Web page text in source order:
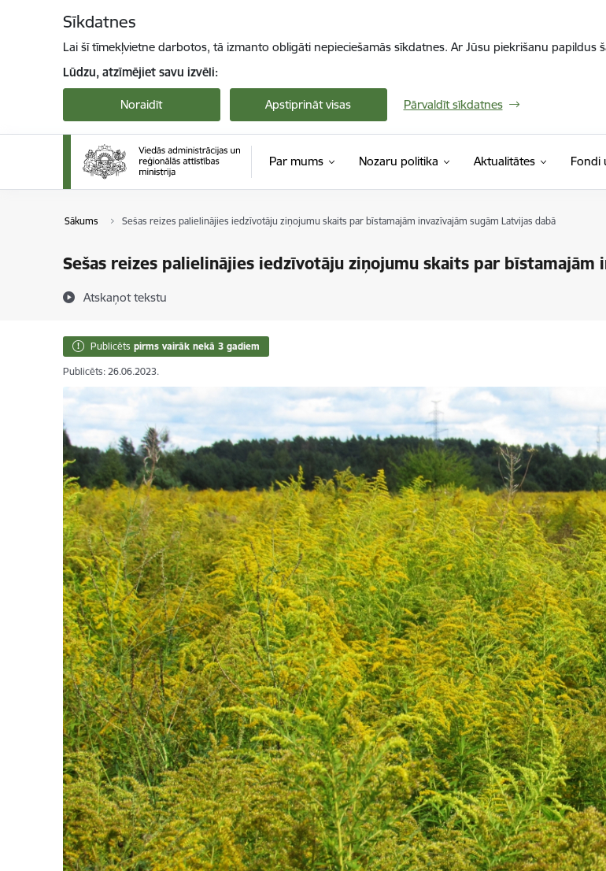
Sīkdatnes
Lai šī tīmekļvietne darbotos, tā izmanto obligāti nepieciešamās sīkdatnes. Ar Jūsu piekrišanu
Lūdzu, atzīmējiet savu izvēli:
Noraidīt Apstiprināt visas Pārvaldīt sīkdatnes
Par mums Nozaru politika Aktualitātes Fondi
Sākums Sešas reizes palielinājies iedzīvotāju ziņojumu skaits par bīstamajām invazīvajām sugām Latvijas dabā
Sešas reizes palielinājies iedzīvotāju ziņojumu skaits par bīstamajām
Atskaņot tekstu
Publicēts pirms vairāk nekā 3 gadiem
Publicēts: 26.06.2023.